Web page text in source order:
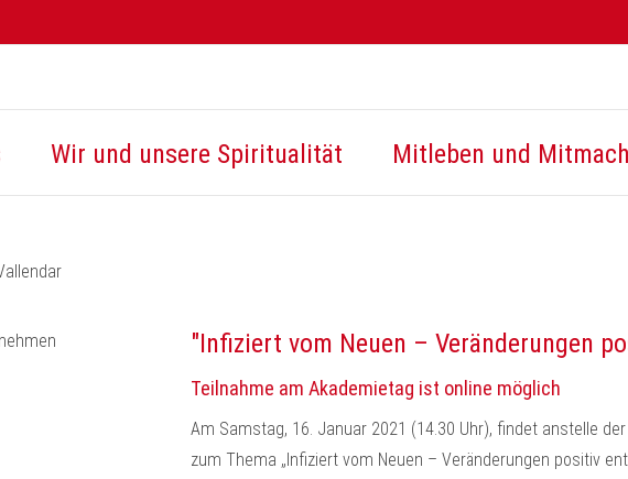
Wir und unsere Spiritualität Mitleben und
"Infiziert vom Neuen – Veränderungen
Teilnahme am Akademietag ist online möglich
Am Samstag, 16. Januar 2021 (14.30 Uhr), findet anstelle
zum Thema „Infiziert vom Neuen – Veränderungen positiv